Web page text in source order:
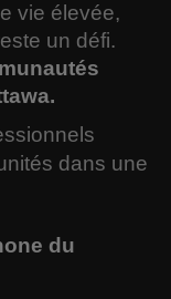
vie élevée,
un défi.
dans une
du